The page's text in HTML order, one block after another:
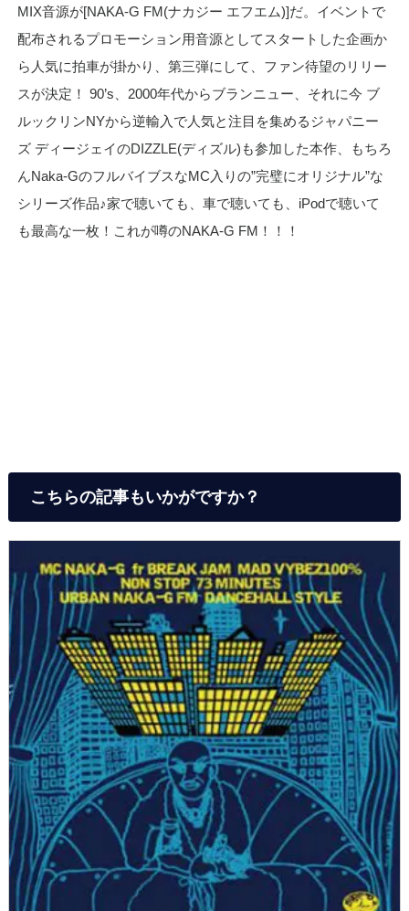
MIX音源が[NAKA-G FM(ナカジー エフエム)]だ。イベントで
配布されるプロモーション用音源としてスタートした企画か
ら人気に拍車が掛かり、第三弾にして、ファン待望のリリー
スが決定！ 90’s、2000年代からブランニュー、それに今 ブ
ルックリンNYから逆輸入で人気と注目を集めるジャパニー
ズ ディージェイのDIZZLE(ディズル)も参加した本作、もちろ
んNaka-GのフルバイブスなMC入りの”完璧にオリジナル”な
シリーズ作品♪家で聴いても、車で聴いても、iPodで聴いて
も最高な一枚！これが噂のNAKA-G FM！！！
こちらの記事もいかがですか？